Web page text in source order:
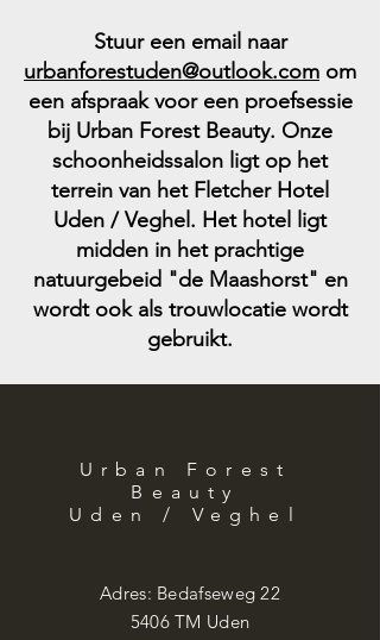
Stuur een email naar
urbanforestuden@outlook.com om
een afspraak voor een proefsessie
bij Urban Forest Beauty. Onze
schoonheidssalon ligt op het
terrein van het Fletcher Hotel
Uden / Veghel. Het hotel ligt
midden in het prachtige
natuurgebeid "de Maashorst" en
wordt ook als trouwlocatie wordt
gebruikt.
Urban Forest
Beauty
Uden / Veghel
Adres: Bedafseweg 22
5406 TM Uden